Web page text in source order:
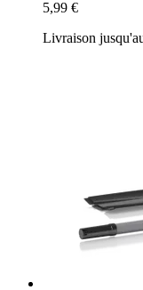
5,99 €
Livraison